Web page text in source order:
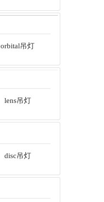
orbital吊灯
lens吊灯
disc吊灯